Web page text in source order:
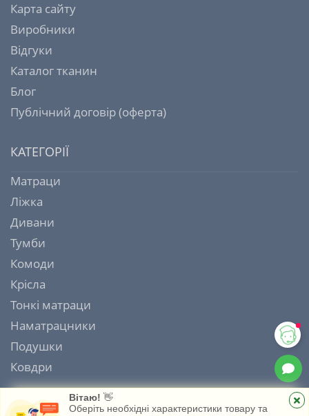
Вітаю! 👋
Оберіть необхідні характеристики товару та
Карта сайту
Виробники
Відгуки
Каталог тканин
Блог
Публічний договір (оферта)
КАТЕГОРІЇ
Матраци
Ліжка
Дивани
Тумби
Комоди
Крісла
Тонкі матраци
Наматрацники
Подушки
Ковдри